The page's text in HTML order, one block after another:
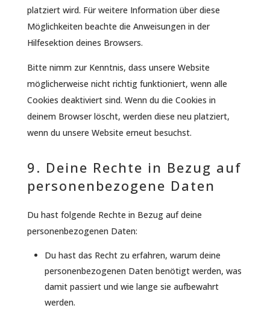
platziert wird. Für weitere Information über diese
Möglichkeiten beachte die Anweisungen in der
Hilfesektion deines Browsers.
Bitte nimm zur Kenntnis, dass unsere Website
möglicherweise nicht richtig funktioniert, wenn alle
Cookies deaktiviert sind. Wenn du die Cookies in
deinem Browser löscht, werden diese neu platziert,
wenn du unsere Website erneut besuchst.
9. Deine Rechte in Bezug auf
personenbezogene Daten
Du hast folgende Rechte in Bezug auf deine
personenbezogenen Daten:
Du hast das Recht zu erfahren, warum deine
personenbezogenen Daten benötigt werden, was
damit passiert und wie lange sie aufbewahrt
werden.